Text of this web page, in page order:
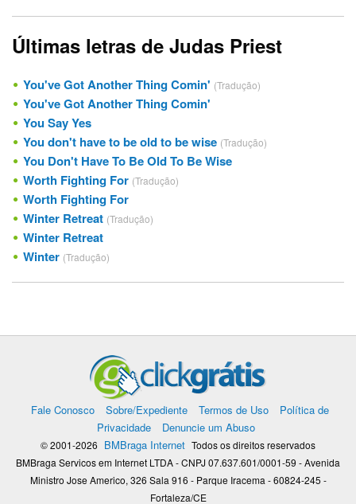
Últimas letras de Judas Priest
You've Got Another Thing Comin' (Tradução)
You've Got Another Thing Comin'
You Say Yes
You don't have to be old to be wise (Tradução)
You Don't Have To Be Old To Be Wise
Worth Fighting For (Tradução)
Worth Fighting For
Winter Retreat (Tradução)
Winter Retreat
Winter (Tradução)
Fale Conosco Sobre/Expediente Termos de Uso
Política de
Privacidade
Denuncie um Abuso
© 2001-2026 BMBraga Internet Todos os direitos reservados
BMBraga Servicos em Internet LTDA - CNPJ 07.637.601/0001-59 - Avenida
Ministro Jose Americo, 326 Sala 916 - Parque Iracema - 60824-245 -
Fortaleza/CE